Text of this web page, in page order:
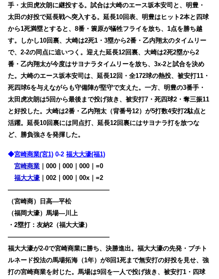
手・太田虎次朗に継投する。試合は大崎のエース坂本安司と、明豊・
太田の好投で延長戦へ突入する。延長10回表、明豊はヒット2本と四球
から1死満塁とすると、8番・簑原が犠牲フライを放ち、1点を勝ち越
す。しかし10回裏、大崎は2死1・3塁から2番・乙内翔太のタイムリー
で、2-2の同点に追いつく。迎えた延長12回裏、大崎は2死2塁から2
番・乙内翔太が今度はサヨナラタイムリーを放ち、3x-2と試合を決め
た。大崎のエース坂本安司は、延長12回・全172球の熱投、被安打11・
死四球6を与えながらも守備陣が堅守で支えた。一方、明豊の3番手・
太田虎次朗は5回から最後まで投げ抜き、被安打7・死四球2・奪三振11
と好投した。大崎は2番・乙内翔太（背番号12）が5打数4安打2駄点と
活躍。延長10回裏には同点打、延長12回裏にはサヨナラ打を放つな
ど、勝負強さを発揮した。
◆宮崎商業(宮1) 0-2福大大濠(福1)
宮崎商業 ｜000｜000｜000｜=0
福大大濠 ｜002｜000｜00x｜=2
————————————————
（宮崎商）日高―平松
（福岡大濠）馬場―川上
・2塁打：友納2（福大大濠）
————————————————
福大大濠が2-0で宮崎商業に勝ち、決勝進出。福大大濠の先発・プチト
ルネード投法の馬場拓海（1年）が8回1死まで無安打の好投を見せ、強
打の宮崎商業を封じた。馬場は9回を一人で投げ抜き、被安打1・四球